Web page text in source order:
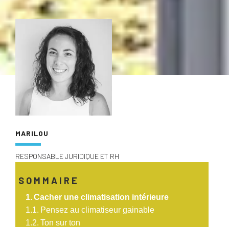
MARILOU
RESPONSABLE JURIDIQUE ET RH
SOMMAIRE
Cacher une climatisation intérieure
Pensez au climatiseur gainable
Ton sur ton